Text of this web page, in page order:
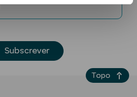
Subscrever
Topo